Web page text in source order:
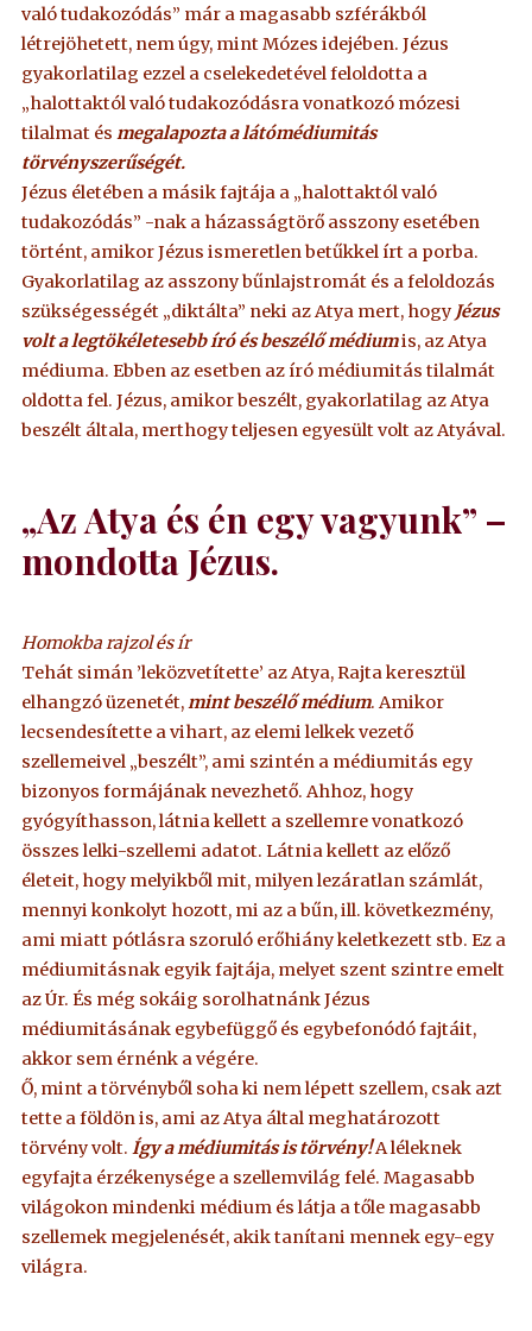
való tudakozódás” már a magasabb szférákból
létrejöhetett, nem úgy, mint Mózes idejében. Jézus
gyakorlatilag ezzel a cselekedetével feloldotta a
„halottaktól való tudakozódásra vonatkozó mózesi
tilalmat és megalapozta a látómédiumitás
törvényszerűségét.
Jézus életében a másik fajtája a „halottaktól való
tudakozódás” -nak a házasságtörő asszony esetében
történt, amikor Jézus ismeretlen betűkkel írt a porba.
Gyakorlatilag az asszony bűnlajstromát és a feloldozás
szükségességét „diktálta” neki az Atya mert, hogy Jézus
volt a legtökéletesebb író és beszélő médiumis, az Atya
médiuma. Ebben az esetben az író médiumitás tilalmát
oldotta fel. Jézus, amikor beszélt, gyakorlatilag az Atya
beszélt általa, merthogy teljesen egyesült volt az Atyával.
„Az Atya és én egy vagyunk” –
mondotta Jézus.
Homokba rajzol és ír
Tehát simán ’leközvetítette’ az Atya, Rajta keresztül
elhangzó üzenetét,mint beszélő médium. Amikor
lecsendesítette a vihart, az elemi lelkek vezető
szellemeivel „beszélt”, ami szintén a médiumitás egy
bizonyos formájának nevezhető. Ahhoz, hogy
gyógyíthasson, látnia kellett a szellemre vonatkozó
összes lelki-szellemi adatot. Látnia kellett az előző
életeit, hogy melyikből mit, milyen lezáratlan számlát,
mennyi konkolyt hozott, mi az a bűn, ill. következmény,
ami miatt pótlásra szoruló erőhiány keletkezett stb. Ez a
médiumitásnak egyik fajtája, melyet szent szintre emelt
az Úr. És még sokáig sorolhatnánk Jézus
médiumitásának egybefüggő és egybefonódó fajtáit,
akkor sem érnénk a végére.
Ő, mint a törvényből soha ki nem lépett szellem, csak azt
tette a földön is, ami az Atya által meghatározott
törvény volt.Így a médiumitás is törvény!A léleknek
egyfajta érzékenysége a szellemvilág felé. Magasabb
világokon mindenki médium és látja a tőle magasabb
szellemek megjelenését, akik tanítani mennek egy-egy
világra.